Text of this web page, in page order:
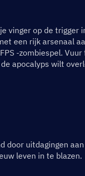
vinger op de trigger
een rijk arsenaal
-zombiespel.
apocalyps wilt
door uitdagingen
leven in te blazen.